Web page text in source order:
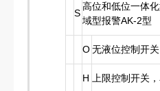
S
高位和低位一体
域型报警AK-2型
O无液位控制开关
H 上限控制开关